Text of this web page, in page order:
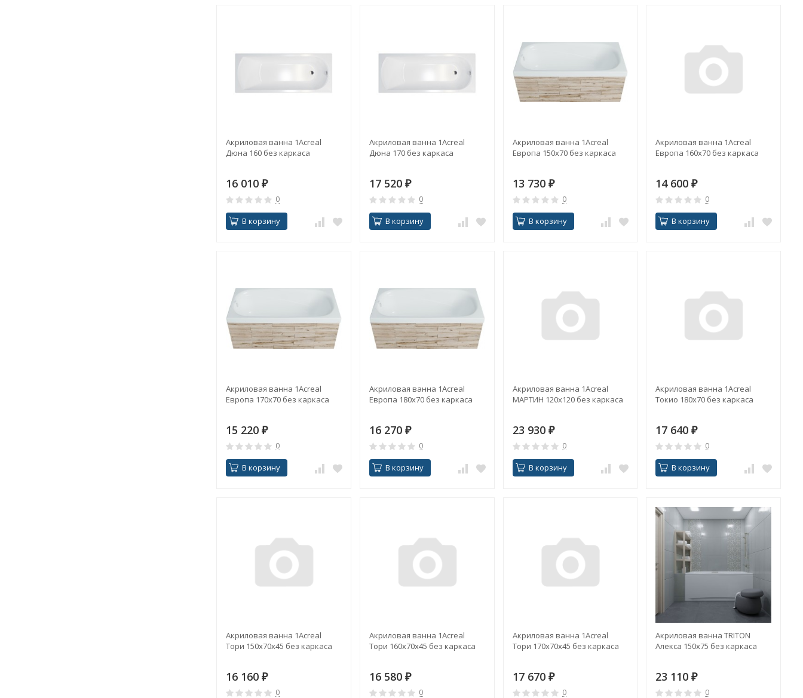
Акриловая ванна 1Acreal
Дюна 160 без каркаса
16 010 ₽
0
В корзину
Акриловая ванна 1Acreal
Дюна 170 без каркаса
17 520 ₽
0
В корзину
Акриловая ванна 1Acreal
Европа 150x70 без каркаса
13 730 ₽
0
В корзину
Акриловая ванна 1Acreal
Европа 160x70 без каркаса
14 600₽
0
В корзину
Акриловая ванна 1Acreal
Европа 170x70 без каркаса
15 220 ₽
0
В корзину
Акриловая ванна 1Acreal
Европа 180x70 без каркаса
16 270 ₽
0
В корзину
Акриловая ванна 1Acreal
МАРТИН 120х120 без каркаса
23 930 ₽
0
В корзину
Акриловая ванна 1Acreal
Токио 180х70 без каркаса
17 640₽
0
В корзину
Акриловая ванна 1Acreal
Тори 150х70х45 без каркаса
16 160 ₽
0
Акриловая ванна 1Acreal
Тори 160х70х45 без каркаса
16 580 ₽
0
Акриловая ванна 1Acreal
Тори 170х70х45 без каркаса
17 670 ₽
0
Акриловая ванна TRITON
Алекса 150х75 без каркаса
23 110₽
0